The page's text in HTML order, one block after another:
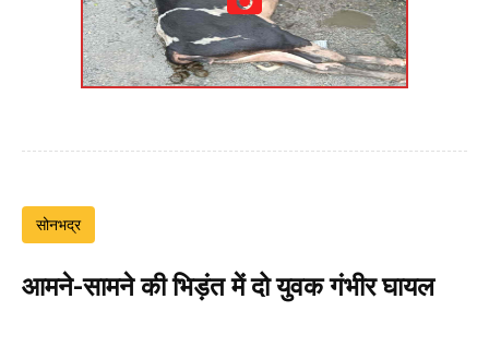
सोनभद्र
आमने-सामने की भिड़ंत में दो युवक गंभीर घायल